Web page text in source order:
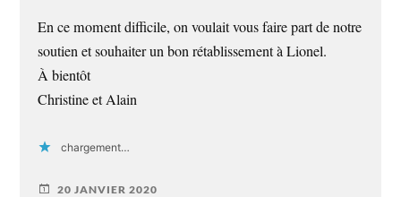
En ce moment difficile, on voulait vous faire part de notre
soutien et souhaiter un bon rétablissement à Lionel.
À bientôt
Christine et Alain
chargement…
20 JANVIER 2020